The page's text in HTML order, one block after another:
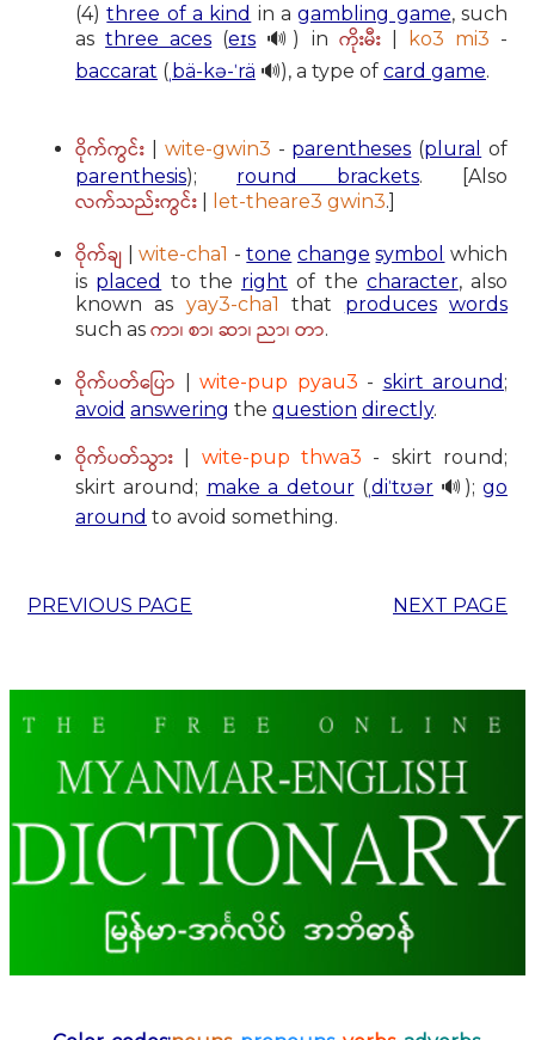
(4)three of a kind in agambling game, such
asthree aces (eɪs 🔊) in ကိုးမီး| ko3 mi3 -
baccarat ( ˌbä-kə-ˈrä 🔊), a type of card game.
ဝိုက်ကွင်း wite-gwin3 - parentheses (plural
of
parenthesis); round brackets. [Also
လက်သည်းကွင်း let-theare3 gwin3.]
ဝိုက်ချ |wite-cha1 -tone change symbol which
is placed to the right of the character, also
known as yay3-cha1 that produces words
such as ကာ၊ စာ၊ ဆာ၊ ညာ၊ တာ.
ဝိုက်ပတ်ပြော wite-pup pyau3 - skirt around ;
avoid answering the question directly.
ဝိုက်ပတ်သွား wite-pup thwa3 - skirt round;
skirt around; make a detour(ˌdiˈtʊər🔊); go
around to avoid something.
PREVIOUS PAGE NEXT PAGE